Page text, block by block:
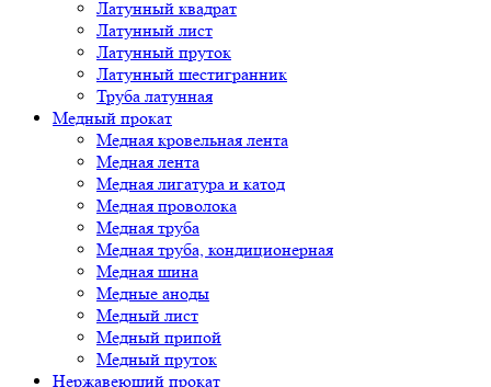
Латунный квадрат
Латунный лист
Латунный пруток
Латунный шестигранник
Труба латунная
Медный прокат
Медная кровельная лента
Медная лента
Медная лигатура и катод
Медная проволока
Медная труба
Медная труба, кондиционерная
Медная шина
Медные аноды
Медный лист
Медный припой
Медный пруток
Нержавеющий прокат